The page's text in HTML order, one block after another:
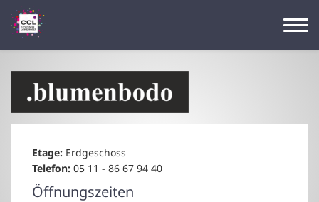
Etage: Erdgeschoss
Telefon: 05 11 - 86 67 94 40
Öffnungszeiten